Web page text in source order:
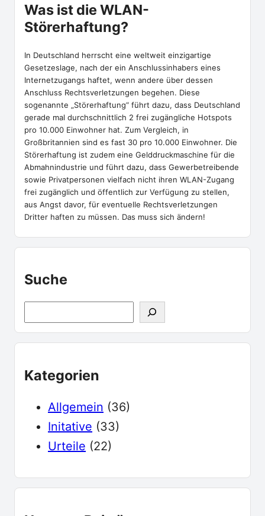
Was ist die WLAN-
Störerhaftung?
In Deutschland herrscht eine weltweit einzigartige
Gesetzeslage, nach der ein Anschlussinhabers eines
Internetzugangs haftet, wenn andere über dessen
Anschluss Rechtsverletzungen begehen. Diese
sogenannte „Störerhaftung“ führt dazu, dass Deutschland
gerade mal durchschnittlich 2 frei zugängliche Hotspots
pro 10.000 Einwohner hat. Zum Vergleich, in
Großbritannien sind es fast 30 pro 10.000 Einwohner. Die
Störerhaftung ist zudem eine Gelddruckmaschine für die
Abmahnindustrie und führt dazu, dass Gewerbetreibende
sowie Privatpersonen vielfach nicht ihren WLAN-Zugang
frei zugänglich und öffentlich zur Verfügung zu stellen,
aus Angst davor, für eventuelle Rechtsverletzungen
Dritter haften zu müssen. Das muss sich ändern!
Suche
u
h
Kategorien
Allgemein (36)
Initative (33)
Urteile (22)